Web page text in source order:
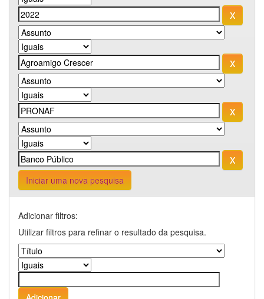
Iniciar uma nova pesquisa
Adicionar filtros:
Utilizar filtros para refinar o resultado da pesquisa.